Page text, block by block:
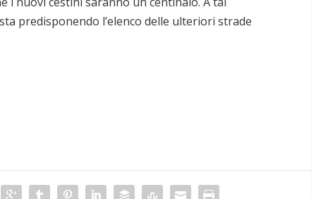
predisponendo l’elenco delle ulteriori strade